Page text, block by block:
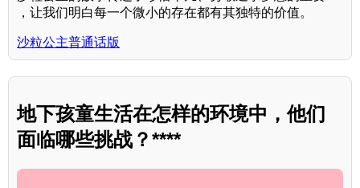
，让我们明白每一个微小的存在都有其独特的价值。
沙粒公主普通话版
地下孩童生活在怎样的环境中，他们
面临哪些挑战？****